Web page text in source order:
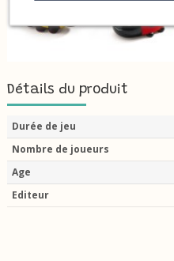
Détails du produit
Durée de jeu
Nombre de joueurs
Age
Editeur